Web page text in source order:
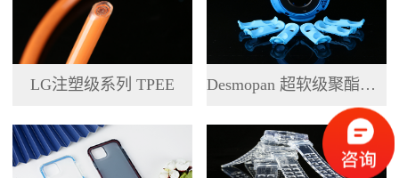
LG注塑级系列 TPEE Desmopan 超软级聚酯系列 TPU